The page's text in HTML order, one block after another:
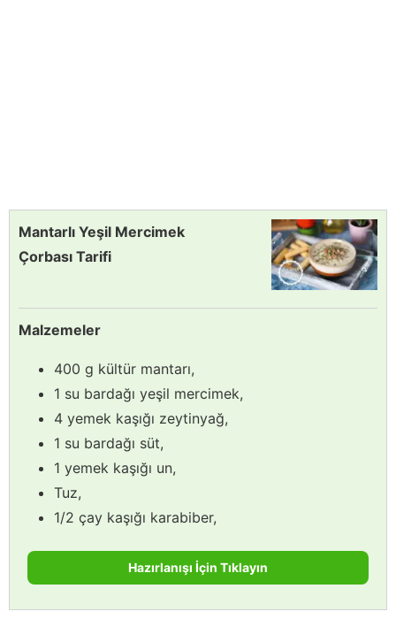
Mantarlı Yeşil Mercimek
Çorbası Tarifi
Malzemeler
400 g kültür mantarı,
1 su bardağı yeşil mercimek,
4 yemek kaşığı zeytinyağ,
1 su bardağı süt,
1 yemek kaşığı un,
Tuz,
1/2 çay kaşığı karabiber,
Hazırlanışı İçin Tıklayın